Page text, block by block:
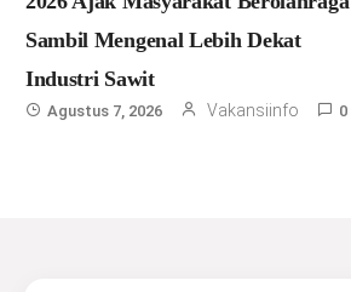
Sambil Mengenal Lebih Dekat
Industri Sawit
Agustus 7, 2026 Vakansiinfo 0